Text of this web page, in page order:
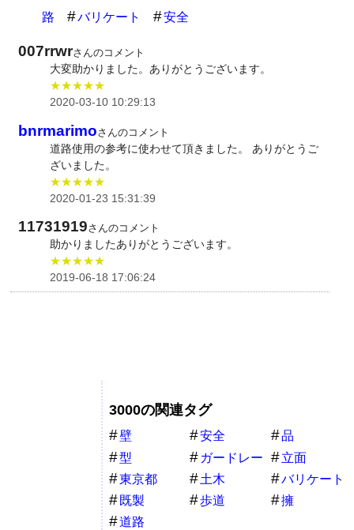
路
バリケート 安全
007rrwrさんのコメント
大変助かりました。ありがとうございます。
★★★★★
2020-03-10 10:29:13
bnrmarimoさんのコメント
道路使用の参考に使わせて頂きました。 ありがとうご
ざいました。
★★★★★
2020-01-23 15:31:39
11731919さんのコメント
助かりましたありがとうございます。
★★★★★
2019-06-18 17:06:24
3000の関連タグ
壁 安全
品
型
ガードレー
ル
立面
東京都
土木
バリケート
既製
歩道
擁
道路